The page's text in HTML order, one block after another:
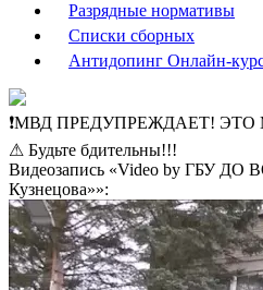
Разрядные нормативы
Списки сборных
Антидопинг Онлайн-
❗МВД ПРЕДУПРЕЖДАЕТ!
⚠ Будьте бдительны!!!
Видеозапись «Video by ГБУ
Кузнецова»»: